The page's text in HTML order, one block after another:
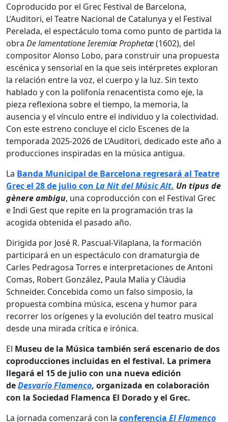
Coproducido por el Grec Festival de Barcelona,
L’Auditori, el Teatre Nacional de Catalunya y el Festival
Perelada, el espectáculo toma como punto de partida la
obra De lamentatione Ieremiæ Prophetæ(1602), del
compositor Alonso Lobo, para construir una propuesta
escénica y sensorial en la que seis intérpretes exploran
la relación entre la voz, el cuerpo y la luz. Sin texto
hablado y con la polifonía renacentista como eje, la
pieza reflexiona sobre el tiempo, la memoria, la
ausencia y el vínculo entre el individuo y la colectividad.
Con este estreno concluye el ciclo Escenes de la
temporada 2025-2026 de L’Auditori, dedicado este año a
producciones inspiradas en la música antigua.
La Banda Municipal de Barcelona regresará al Teatre
Grec el 28 de julio con La Nit del Músic Alt. Un tipus de
gènere ambigu, una coproducción con el Festival Grec
e Indi Gest que repite en la programación tras la
acogida obtenida el pasado año.
Dirigida por José R. Pascual-Vilaplana, la formación
participará en un espectáculo con dramaturgia de
Carles Pedragosa Torres e interpretaciones de Antoni
Comas, Robert González, Paula Malia y Clàudia
Schneider. Concebida como un falso simposio, la
propuesta combina música, escena y humor para
recorrer los orígenes y la evolución del teatro musical
desde una mirada crítica e irónica.
El Museu de la Música también será escenario de dos
coproducciones incluidas en el festival. La primera
llegará el 15 de julio con una nueva edición
deDesvarío Flamenco, organizada en colaboración
con la Sociedad Flamenca El Dorado y el Grec.
La jornada comenzará con la conferencia El Flamenco